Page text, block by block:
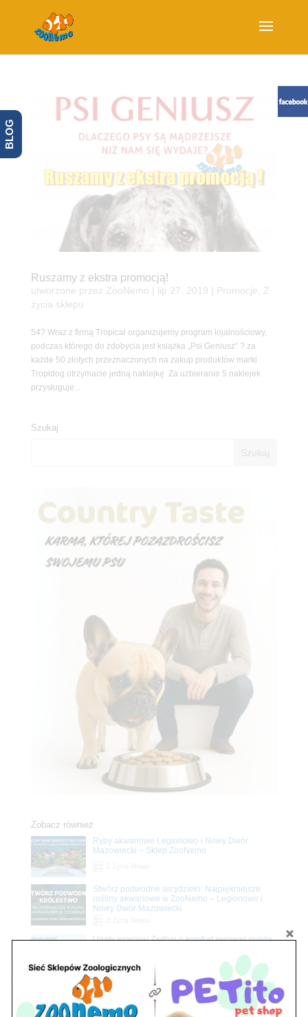
Ruszamy z ekstra promocją!
utworzone przez ZooNemo lip 27, 2019 Promocje
Z
życia sklepu
54? Wraz z firmą Tropical organizujemy program lojalnościowy,
podczas którego do zdobycia jest książka „Psi Geniusz” ? za
każde 50 złotych przeznaczonych na zakup produktów marki
Tropidog otrzymacie jedną naklejkę. Za uzbieranie 5 naklejek
przysługuje...
Szukaj
Zobacz również
Ryby akwariowe Legionowo i Nowy Dwór
Mazowiecki – Sklep ZooNemo
Stwórz podwodne arcydzieło: Najpiękniejsze
rośliny akwariowe w ZooNemo – Legionowo i
Nowy Dwór Mazowiecki
Promocje
Upały wracają! Zadbaj o komfort swojego pupila
Z Życia Sklepu
Petito Pet Shop – Internetowy Sklep Zoologiczny
Online! Wszystko Dla Twojego Pupila | ZooNemo
BLOG